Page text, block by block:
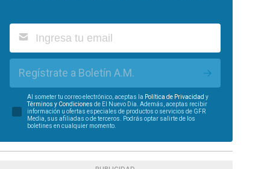
Regístrate a Boletín A.M.
Al someter tu correo electrónico, aceptas la Política de Privacidad y
Términos y Condiciones de El Nuevo Día. Además, aceptas recibir
información u ofertas especiales de productos o servicios de GFR
Media, sus afiliadas o de terceros. Podrás optar salirte de los
boletines en cualquier momento.